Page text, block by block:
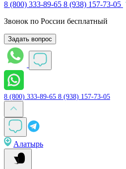
8 (800) 333-89-65 8 (938) 157-73-05
Звонок по России бесплатный
Задать вопрос
8 (800) 333-89-65 8 (938) 157-73-05
Алатырь